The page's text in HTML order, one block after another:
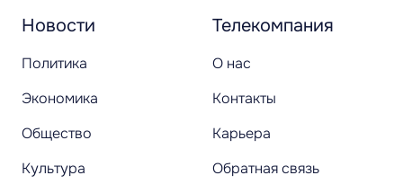
Новости
Политика
Экономика
Общество
Культура
Телекомпания
О нас
Контакты
Карьера
Обратная связь